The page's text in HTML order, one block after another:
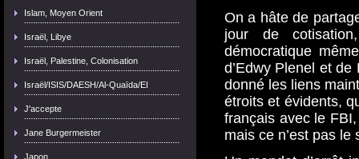
Islam, Moyen Orient
Israël, Libye
Israël, Palestine, Colonisation
Israël/ISIS/DAESH/Al-Quaïda/EI
J'accepte
Jane Burgermeister
Japon
On a hâte de
jour de
démocratique
d’Edwy Plenel et
donné les liens
étroits et évidents,
français avec le
mais ce n’est pas le